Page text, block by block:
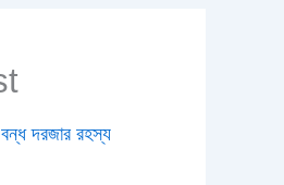
বন্ধ দরজার রহস্য